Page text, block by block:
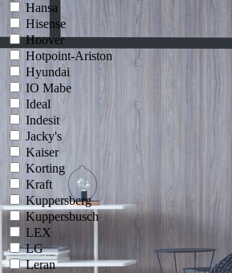
Hansa
Hisense
Hoover
Hotpoint-Ariston
Hyundai
IO Mabe
Ideal
Indesit
Jacky's
Kaiser
Korting
Kraft
Kuppersberg
Kuppersbusch
LEX
LG
Leran